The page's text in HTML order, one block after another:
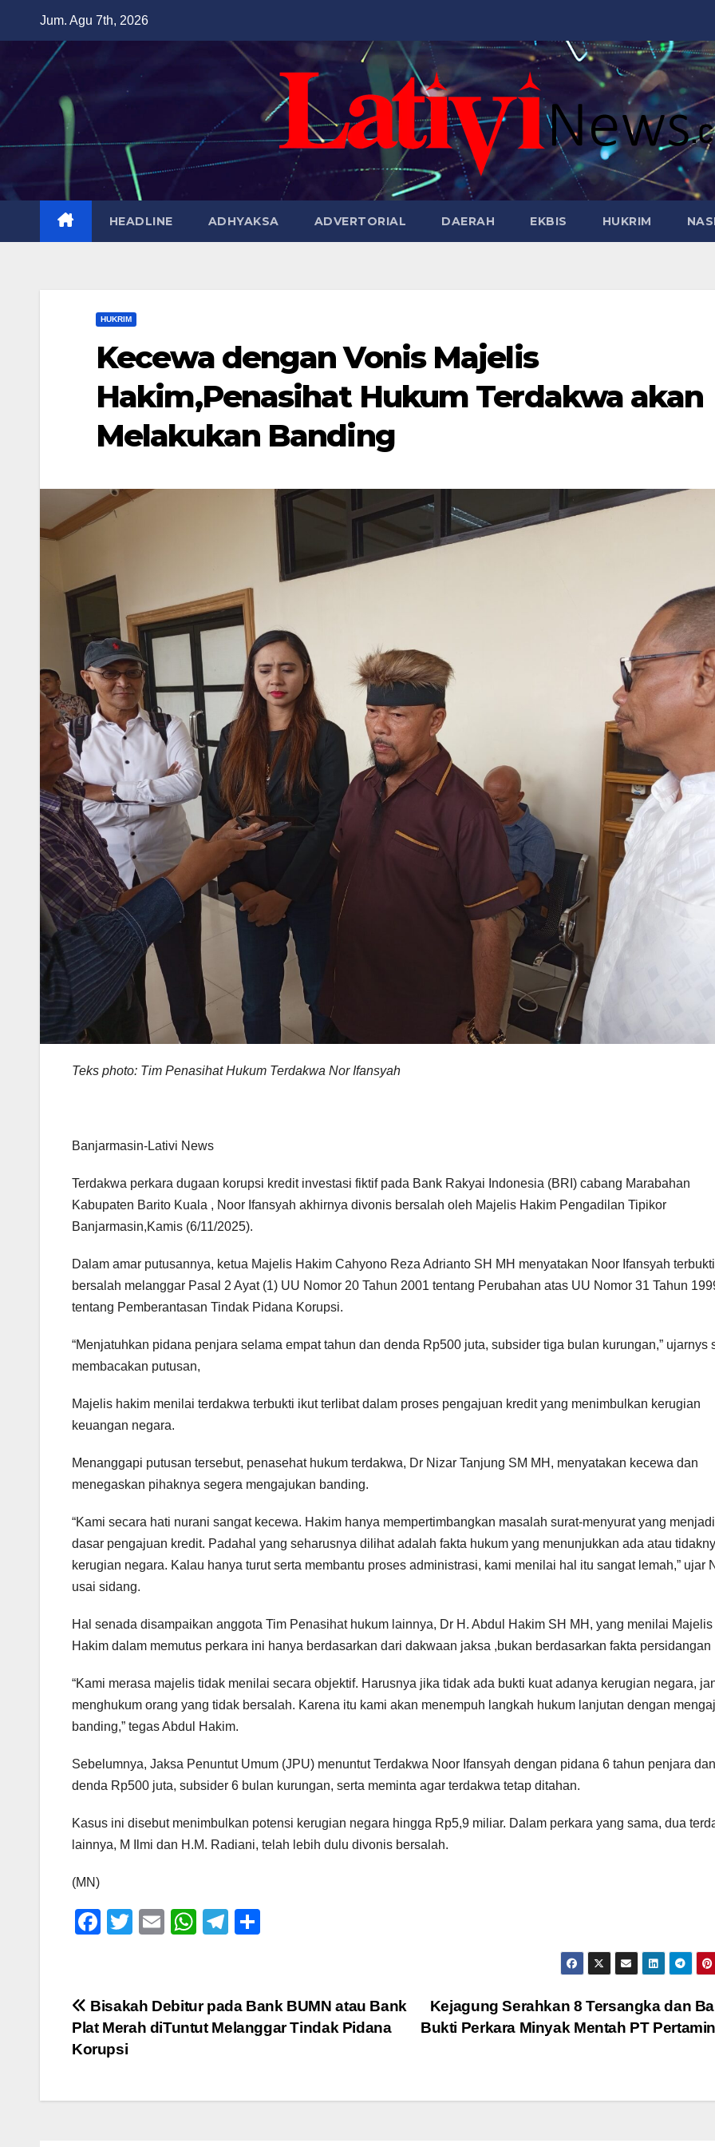
Jum. Agu 7th, 2026
HEADLINE ADHYAKSA ADVERTORIAL DAERAH EKBIS HUKRIM
HUKRIM
Kecewa dengan Vonis Majelis
Hakim,Penasihat Hukum Terdakwa akan
Melakukan Banding
Teks photo: Tim Penasihat Hukum Terdakwa Nor Ifansyah
Banjarmasin-Lativi News
Terdakwa perkara dugaan korupsi kredit investasi fiktif pada Bank Rakyai Indonesia (BRI) cabang Marabahan
Kabupaten Barito Kuala , Noor Ifansyah akhirnya divonis bersalah oleh Majelis Hakim Pengadilan Tipikor
Banjarmasin,Kamis (6/11/2025).
Dalam amar putusannya, ketua Majelis Hakim Cahyono Reza Adrianto SH MH menyatakan Noor Ifansyah terbukti
bersalah melanggar Pasal 2 Ayat (1) UU Nomor 20 Tahun 2001 tentang Perubahan atas UU Nomor 31 Tahun
tentang Pemberantasan Tindak Pidana Korupsi.
“Menjatuhkan pidana penjara selama empat tahun dan denda Rp500 juta, subsider tiga bulan kurungan,” ujarnys
membacakan putusan,
Majelis hakim menilai terdakwa terbukti ikut terlibat dalam proses pengajuan kredit yang menimbulkan kerugian
keuangan negara.
Menanggapi putusan tersebut, penasehat hukum terdakwa, Dr Nizar Tanjung SM MH, menyatakan kecewa dan
menegaskan pihaknya segera mengajukan banding.
“Kami secara hati nurani sangat kecewa. Hakim hanya mempertimbangkan masalah surat-menyurat yang menjadi
dasar pengajuan kredit. Padahal yang seharusnya dilihat adalah fakta hukum yang menunjukkan ada atau
kerugian negara. Kalau hanya turut serta membantu proses administrasi, kami menilai hal itu sangat lemah,” ujar
usai sidang.
Hal senada disampaikan anggota Tim Penasihat hukum lainnya, Dr H. Abdul Hakim SH MH, yang menilai Majelis
Hakim dalam memutus perkara ini hanya berdasarkan dari dakwaan jaksa ,bukan berdasarkan fakta persidangan
“Kami merasa majelis tidak menilai secara objektif. Harusnya jika tidak ada bukti kuat adanya kerugian negara,
menghukum orang yang tidak bersalah. Karena itu kami akan menempuh langkah hukum lanjutan dengan
banding,” tegas Abdul Hakim.
Sebelumnya, Jaksa Penuntut Umum (JPU) menuntut Terdakwa Noor Ifansyah dengan pidana 6 tahun penjara dan
denda Rp500 juta, subsider 6 bulan kurungan, serta meminta agar terdakwa tetap ditahan.
Kasus ini disebut menimbulkan potensi kerugian negara hingga Rp5,9 miliar. Dalam perkara yang sama, dua
lainnya, M Ilmi dan H.M. Radiani, telah lebih dulu divonis bersalah.
(MN)
F
e
b
o
k
T
er
E
W
s
A
T
gr
a
e
Navigasi
pos
Kejagung Serahkan 8 Tersangka dan
Bukti Perkara Minyak Mentah PT
Bisakah Debitur pada Bank BUMN atau Bank
Plat Merah diTuntut Melanggar Tindak Pidana
Korupsi